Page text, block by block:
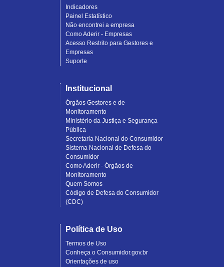
Indicadores
Painel Estatístico
Não encontrei a empresa
Como Aderir - Empresas
Acesso Restrito para Gestores e
Empresas
Suporte
Institucional
Órgãos Gestores e de
Monitoramento
Ministério da Justiça e Segurança
Pública
Secretaria Nacional do Consumidor
Sistema Nacional de Defesa do
Consumidor
Como Aderir - Órgãos de
Monitoramento
Quem Somos
Código de Defesa do Consumidor
(CDC)
Política de Uso
Termos de Uso
Conheça o Consumidor.gov.br
Orientações de uso